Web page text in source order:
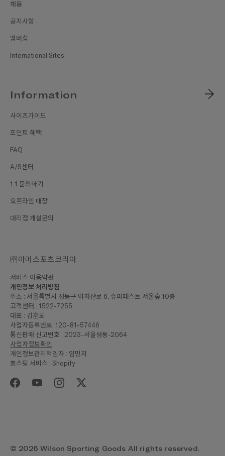
합계
채용
공지사항
멤버십
International Sites
Information
사이즈가이드
포인트 혜택
FAQ
A/S센터
1:1 문의하기
오프라인 매장
대리점 개설문의
㈜아머스포츠코리아
서비스 이용약관
개인정보 처리방침
주소 : 서울특별시 성동구 아차산로 6, 슈퍼패스트 서울숲 10층
고객센터 : 1522-7255
대표 : 김훈도
사업자등록번호: 120-81-57446
통신판매 신고번호 : 2023-서울성동-2064
사업자정보확인
개인정보관리책임자 : 임민지
호스팅 서비스 : Shopify
© 2026 Wilson Sporting Goods All rights reserved.